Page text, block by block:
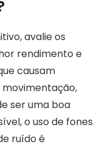
avalie os
rendimento e
causam
movimentação,
ser uma boa
o uso de fones
ruído é